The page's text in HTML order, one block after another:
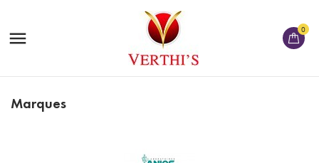
 0
Marques